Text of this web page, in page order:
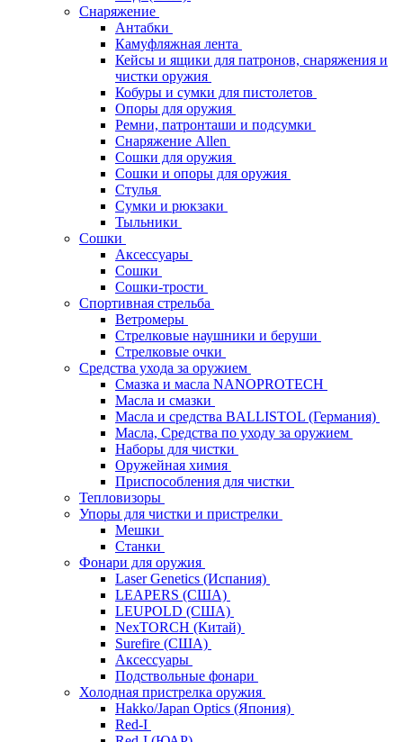
Снаряжение
Антабки
Камуфляжная лента
Кейсы и ящики для патронов, снаряжения и
чистки оружия
Кобуры и сумки для пистолетов
Опоры для оружия
Ремни, патронташи и подсумки
Снаряжение Allen
Сошки для оружия
Сошки и опоры для оружия
Стулья
Сумки и рюкзаки
Тыльники
Сошки
Аксессуары
Сошки
Сошки-трости
Спортивная стрельба
Ветромеры
Стрелковые наушники и беруши
Стрелковые очки
Средства ухода за оружием
Смазка и масла NANOPROTECH
Масла и смазки
Масла и средства BALLISTOL (Германия)
Масла, Средства по уходу за оружием
Наборы для чистки
Оружейная химия
Приспособления для чистки
Тепловизоры
Упоры для чистки и пристрелки
Мешки
Станки
Фонари для оружия
Laser Genetics (Испания)
LEAPERS (США)
LEUPOLD (США)
NexTORCH (Китай)
Surefire (США)
Аксессуары
Подствольные фонари
Холодная пристрелка оружия
Hakko/Japan Optics (Япония)
Red-I